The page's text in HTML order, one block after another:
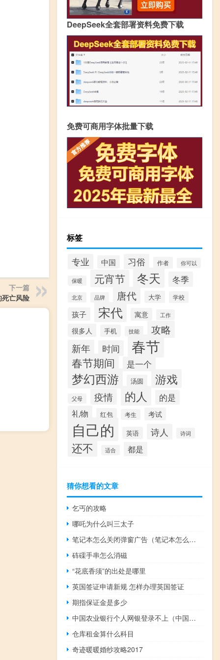
下一篇
亡风险
DeepSeek全套部署资料免费下载
免费可商用字体批量下载
标签
专业 中国 习俗 作者 你可以
保暖 元宵节 冬天 冬季
北京 品牌 唐代 大学 学校
孩子 宋代 寓意 工作
很多人 手机 技能 攻略
新年 时间 春节
春节期间 是一个
梦幻西游 汤圆 游戏
父母 疫情 的人 的是
礼物 红包 考生 考试
自己的 英语 诗人 诗词
还不 适合 都是
猜你想看的文章
乞丐的攻略
哪吒为什么叫三太子
笔记本怎么关闭弹窗广告（笔记本怎么关小键盘）
砗磲手串怎么消磁
“花底香须”的出处是哪里
英国签证申请新规 怎样办理英国签证
期指保证金是多少
中国农业银行个人网银登录不上（中国农业银行个人网银登录）
仓库租金算什么科目
奇迹暖暖婚纱攻略2017